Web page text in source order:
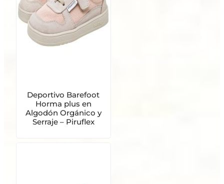
Deportivo Barefoot
Horma plus en
Algodón Orgánico y
Serraje – Piruflex